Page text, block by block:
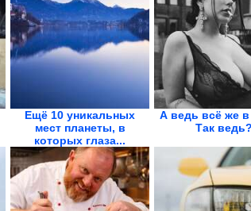
Ещё 10 уникальных
мест планеты, в
которых глаза...
А ведь всё же в
Так ведь?